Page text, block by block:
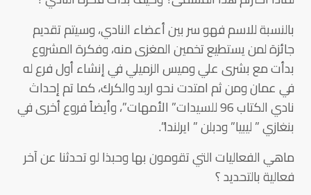
بالنسبة للاسم فهو سر بين أعضاء النادي، وسيتم تقديم
جائزة لمن يستطيع تخمين المغزى منه، وفكرة المشروع
بدأت مع بشرى علي وميس الزميلي في إنشاء أول فرع له
في عمان ومن ثم امتدت نحو اربد والكرك، كما تم إحداث
نادي الكتاب 96 للسيدات” الأمهات”، وأيضاً فروع أخرى في
بنغازي ” ليبيا” ودبلن ” ايرلندا”.
ماهي الفعاليات التي تقومون بها وحبذا لو تحدثنا عن آخر
فعالية بالتحديد ؟